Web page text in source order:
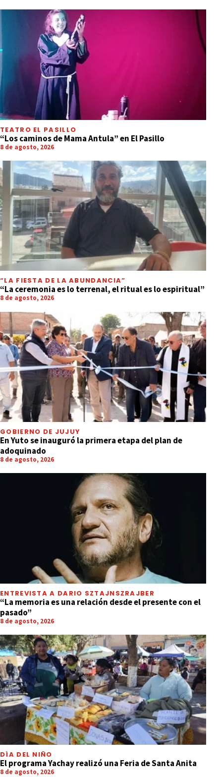
TEATRO EL PASILLO
“Los caminos de Mama Antula” en El Pasillo
8 de agosto, 2026
“LA FIESTA DE LA ABUNDANCIA”
“La ceremonia es lo terrenal, el ritual es lo espiritual”
8 de agosto, 2026
GOBIERNO DE JUJUY
En Yuto se inauguró la primera etapa del plan de
adoquinado
8 de agosto, 2026
ENTREVISTA A DARIO SZTAJNSZRAJBER
“La memoria es una relación desde el presente con el
pasado”
8 de agosto, 2026
DÍA DEL NIÑO
El programa Yachay realizó una Feria de Santa Anita
8 de agosto, 2026